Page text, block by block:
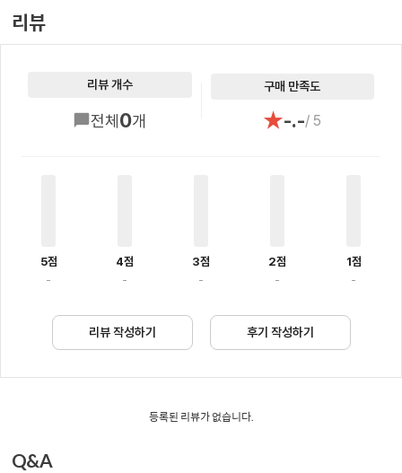
리뷰
리뷰 개수
전체0개
구매 만족도
★-.-/ 5
5점
-
4점
-
3점
-
2점
-
1점
-
리뷰 작성하기 후기 작성하기
등록된 리뷰가 없습니다.
Q&A